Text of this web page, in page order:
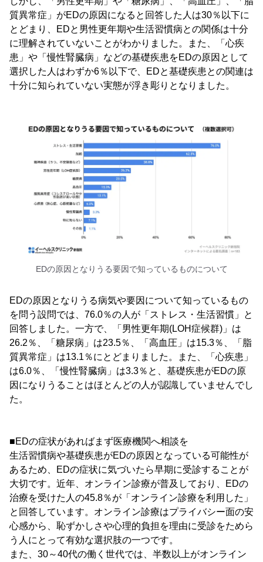
質異常症」がEDの原因になると回答した人は30％以下に
とどまり、EDと男性更年期や生活習慣病との関係は十分
に理解されていないことがわかりました。また、「心疾
患」や「慢性腎臓病」などの基礎疾患をEDの原因として
選択した人はわずか6％以下で、EDと基礎疾患との関連は
十分に知られていない実態が浮き彫りとなりました。
EDの原因となりうる要因で知っているものについて
EDの原因となりうる病気や要因について知っているもの
を問う設問では、76.0％の人が「ストレス・生活習慣」と
回答しました。一方で、「男性更年期(LOH症候群)」は
26.2％、「糖尿病」は23.5％、「高血圧」は15.3％、「脂
質異常症」は13.1％にとどまりました。また、「心疾患」
は6.0％、「慢性腎臓病」は3.3％と、基礎疾患がEDの原
因になりうることはほとんどの人が認識していませんでし
た。
■EDの症状があればまず医療機関へ相談を
生活習慣病や基礎疾患がEDの原因となっている可能性が
あるため、EDの症状に気づいたら早期に受診することが
大切です。近年、オンライン診療が普及しており、EDの
治療を受けた人の45.8％が「オンライン診療を利用した」
と回答しています。オンライン診療はプライバシー面の安
心感から、恥ずかしさや心理的負担を理由に受診をためら
う人にとって有効な選択肢の一つです。
また、30～40代の働く世代では、半数以上がオンライン